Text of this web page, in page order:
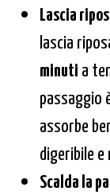
Lascia
lascia
minuti a
passaggio
assorbe
digeribile e
Scalda la